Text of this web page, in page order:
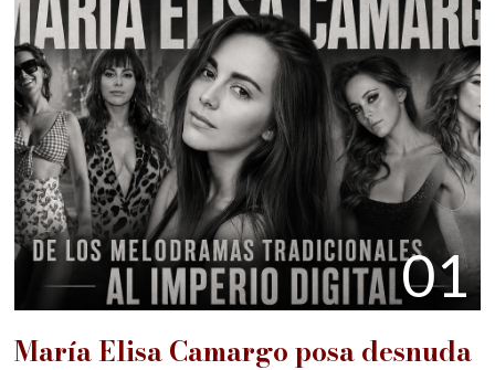
01
María Elisa Camargo posa desnuda